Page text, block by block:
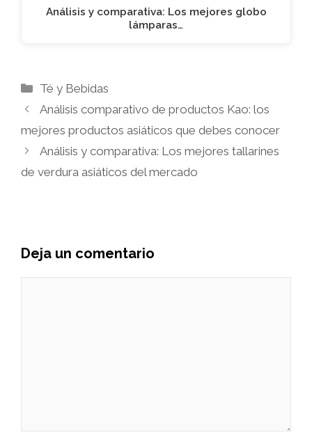
Análisis y comparativa: Los mejores globo
lámparas…
Categorías
Té y Bebidas
Análisis comparativo de productos Kao: los
mejores productos asiáticos que debes conocer
Análisis y comparativa: Los mejores tallarines
de verdura asiáticos del mercado
Deja un comentario